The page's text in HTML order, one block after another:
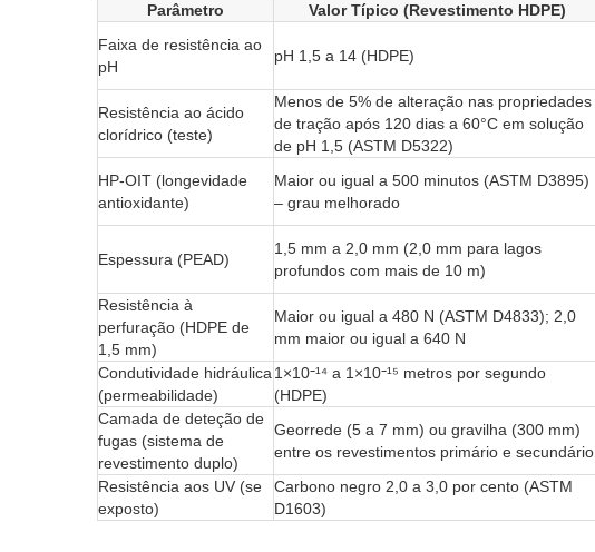
Parâmetro
Valor Típico (Revestimento HDPE)
Faixa de resistência ao
pH
pH 1,5 a 14 (HDPE)
Resistência ao ácido
clorídrico (teste)
Menos de 5% de alteração nas propriedades
de tração após 120 dias a 60°C em solução
de pH 1,5 (ASTM D5322)
HP-OIT (longevidade
antioxidante)
Maior ou igual a 500 minutos (ASTM D3895)
– grau melhorado
Espessura (PEAD)
1,5 mm a 2,0 mm (2,0 mm para lagos
profundos com mais de 10 m)
Resistência à
perfuração (HDPE de
1,5 mm)
Maior ou igual a 480 N (ASTM D4833); 2,0
mm maior ou igual a 640 N
Condutividade hidráulica
(permeabilidade)
1×10⁻¹⁴ a 1×10⁻¹⁵ metros por segundo
(HDPE)
Camada de deteção de
fugas (sistema de
revestimento duplo)
Georrede (5 a 7 mm) ou gravilha (300 mm)
entre os revestimentos primário e secundário
Resistência aos UV (se
exposto)
Carbono negro 2,0 a 3,0 por cento (ASTM
D1603)